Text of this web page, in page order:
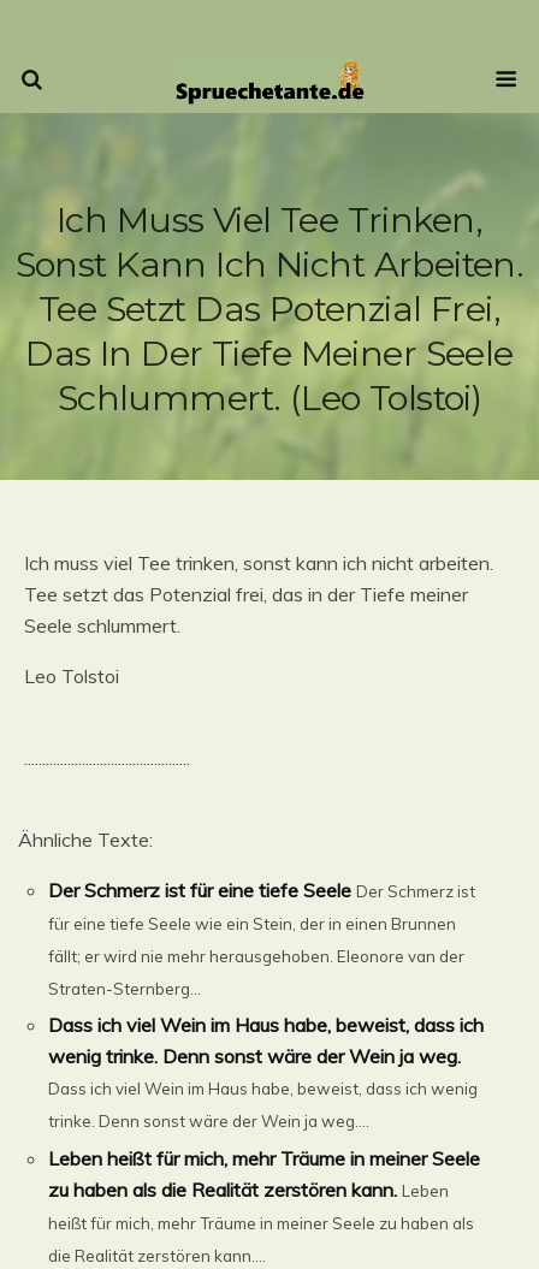
Ich Muss Viel Tee Trinken,
Sonst Kann Ich Nicht Arbeiten.
Tee Setzt Das Potenzial Frei,
Das In Der Tiefe Meiner Seele
Schlummert. (Leo Tolstoi)
Ich muss viel Tee trinken, sonst kann ich nicht arbeiten.
Tee setzt das Potenzial frei, das in der Tiefe meiner
Seele schlummert.
Leo Tolstoi
..............................................
Ähnliche Texte:
Der Schmerz ist für eine tiefe Seele Der Schmerz ist
für eine tiefe Seele wie ein Stein, der in einen Brunnen
fällt; er wird nie mehr herausgehoben. Eleonore van der
Straten-Sternberg...
Dass ich viel Wein im Haus habe, beweist, dass ich
wenig trinke. Denn sonst wäre der Wein ja weg.
Dass ich viel Wein im Haus habe, beweist, dass ich wenig
trinke. Denn sonst wäre der Wein ja weg....
Leben heißt für mich, mehr Träume in meiner Seele
zu haben als die Realität zerstören kann. Leben
heißt für mich, mehr Träume in meiner Seele zu haben als
die Realität zerstören kann....